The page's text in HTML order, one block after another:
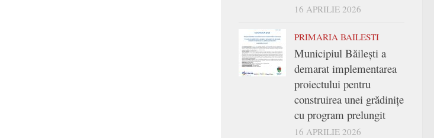
16 APRILIE 2026
PRIMARIA BAILESTI
Municipiul Băilești a
demarat implementarea
proiectului pentru
construirea unei grădinițe
cu program prelungit
16 APRILIE 2026